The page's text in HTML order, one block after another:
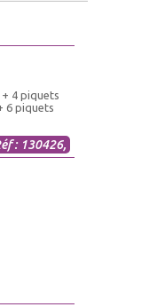
4 piquets
6 piquets
: 130426,